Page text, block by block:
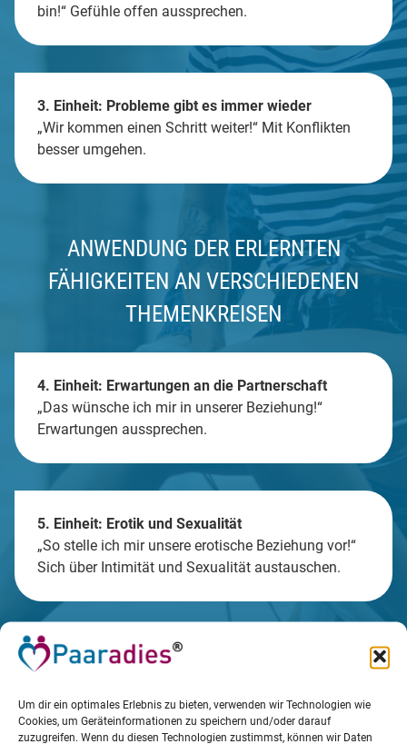
Um dir ein optimales Erlebnis zu bieten, verwenden wir Technologien wie
Cookies, um Geräteinformationen zu speichern und/oder darauf
zuzugreifen. Wenn du diesen Technologien zustimmst, können wir Daten
bin!“ Gefühle offen aussprechen.
3. Einheit: Probleme gibt es immer wieder
„Wir kommen einen Schritt weiter!“ Mit Konflikten
besser umgehen.
ANWENDUNG DER ERLERNTEN
FÄHIGKEITEN AN VERSCHIEDENEN
THEMENKREISEN
4. Einheit: Erwartungen an die Partnerschaft
„Das wünsche ich mir in unserer Beziehung!“
Erwartungen aussprechen.
5. Einheit: Erotik und Sexualität
„So stelle ich mir unsere erotische Beziehung vor!“
Sich über Intimität und Sexualität austauschen.
6. Einheit: Glaube und Religion
unserer Beziehung!“ Über Wertvorstellungen und
Glauben in der Beziehung reden.